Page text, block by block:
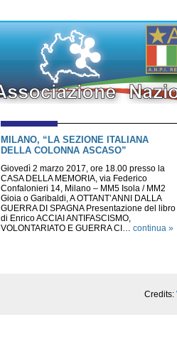
MILANO, “LA SEZIONE ITALIANA
DELLA COLONNA ASCASO”
Giovedì 2 marzo 2017, ore 18.00 presso la
CASA DELLA MEMORIA, via Federico
Confalonieri 14, Milano – MM5 Isola / MM2
Gioia o Garibaldi, A OTTANT’ANNI DALLA
GUERRA DI SPAGNA Presentazione del libro
di Enrico ACCIAI ANTIFASCISMO,
VOLONTARIATO E GUERRA CI… continua »
Credits: